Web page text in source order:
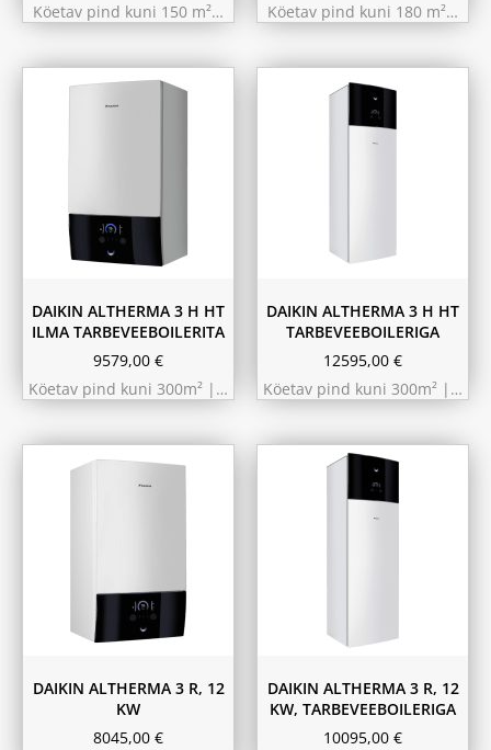
Köetav pind kuni 150 m²…
Köetav pind kuni 180 m²…
10.44 kW 260m²
9.75 kW 220m²
DAIKIN ALTHERMA 3 H HT
ILMA TARBEVEEBOILERITA
9579,00 €
Köetav pind kuni 300m² |…
230L
DAIKIN ALTHERMA 3 H HT
TARBEVEEBOILERIGA
12595,00 €
Köetav pind kuni 300m² |…
DAIKIN ALTHERMA 3 R, 12
KW
8045,00 €
230L
DAIKIN ALTHERMA 3 R, 12
KW, TARBEVEEBOILERIGA
10095,00 €